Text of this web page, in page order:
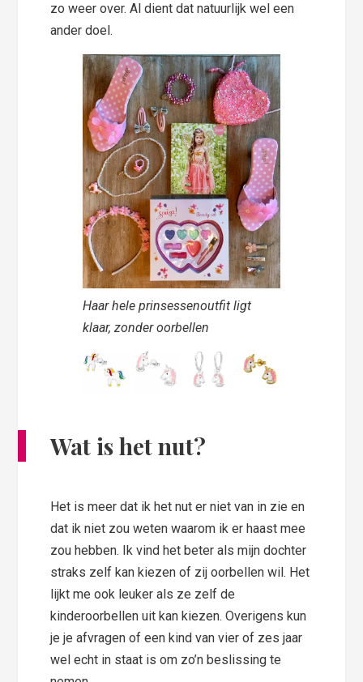
zo weer over. Al dient dat natuurlijk wel een
ander doel.
Haar hele prinsessenoutfit ligt
klaar, zonder oorbellen
Wat is het nut?
Het is meer dat ik het nut er niet van in zie en
dat ik niet zou weten waarom ik er haast mee
zou hebben. Ik vind het beter als mijn dochter
straks zelf kan kiezen of zij oorbellen wil. Het
lijkt me ook leuker als ze zelf de
kinderoorbellen uit kan kiezen. Overigens kun
je je afvragen of een kind van vier of zes jaar
wel echt in staat is om zo’n beslissing te